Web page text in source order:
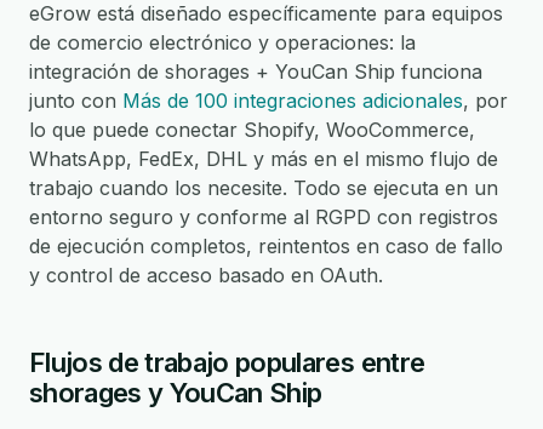
eGrow está diseñado específicamente para equipos
de comercio electrónico y operaciones: la
integración de shorages + YouCan Ship funciona
junto con Más de 100 integraciones adicionales, por
lo que puede conectar Shopify, WooCommerce,
WhatsApp, FedEx, DHL y más en el mismo flujo de
trabajo cuando los necesite. Todo se ejecuta en un
entorno seguro y conforme al RGPD con registros
de ejecución completos, reintentos en caso de fallo
y control de acceso basado en OAuth.
Flujos de trabajo populares entre
shorages y YouCan Ship